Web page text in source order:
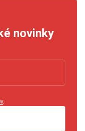
novinky
.